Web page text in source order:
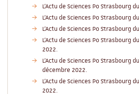
L'Actu de Sciences Po Strasbourg
L'Actu de Sciences Po Strasbourg
L'Actu de Sciences Po Strasbourg
L'Actu de Sciences Po Strasbourg
2022.
L'Actu de Sciences Po Strasbourg
décembre 2022.
L'Actu de Sciences Po Strasbourg
2022.